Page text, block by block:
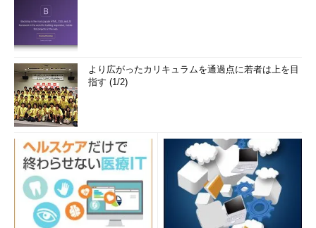
より広がったカリキュラムを通過点に若者は上を目
指す (1/2)